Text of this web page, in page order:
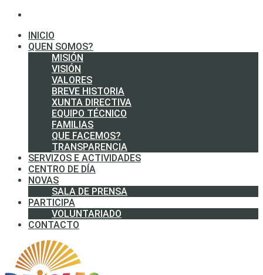
INICIO
QUEN SOMOS?
MISIÓN
VISIÓN
VALORES
BREVE HISTORIA
XUNTA DIRECTIVA
EQUIPO TÉCNICO
FAMILIAS
QUE FACEMOS?
TRANSPARENCIA
SERVIZOS E ACTIVIDADES
CENTRO DE DÍA
NOVAS
SALA DE PRENSA
PARTICIPA
VOLUNTARIADO
CONTACTO